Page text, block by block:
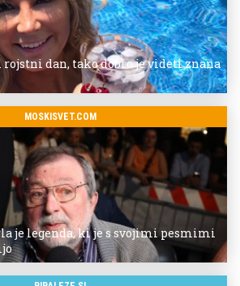
rojstni dan, tako dobro je videti znana
MOSKISVET.COM
je legenda, ki je s svojimi pesmimi